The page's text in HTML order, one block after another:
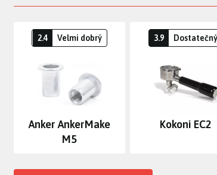
2.4 Velmi dobrý
Anker AnkerMake
M5
3.9 Dostatečný
Kokoni EC2